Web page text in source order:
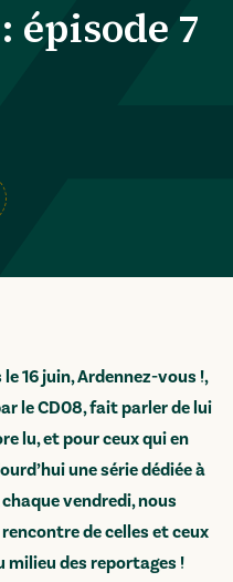
épisode 7
16 juin, Ardennez-vous !,
le CD08, fait parler de lui
lu, et pour ceux qui en
une série dédiée à
vendredi, nous
de celles et ceux
milieu des reportages !